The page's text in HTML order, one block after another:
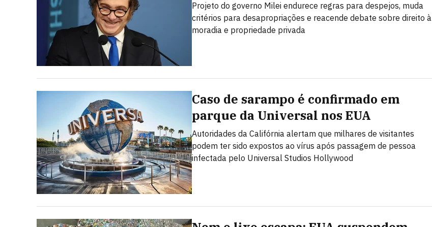
Projeto do governo Milei endurece regras para despejos, muda
critérios para desapropriações e reacende debate sobre direito à
moradia e propriedade privada
Caso de sarampo é confirmado em
parque da Universal nos EUA
Autoridades da Califórnia alertam que milhares de visitantes
podem ter sido expostos ao vírus após passagem de pessoa
infectada pelo Universal Studios Hollywood